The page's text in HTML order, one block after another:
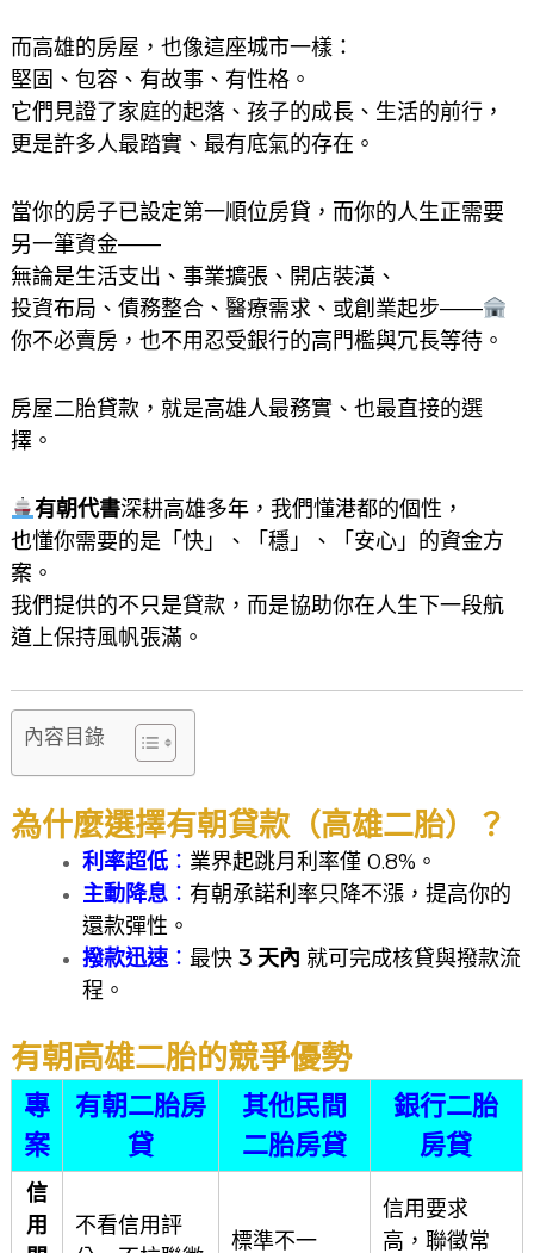
而高雄的房屋，也像這座城市一樣：
堅固、包容、有故事、有性格。
它們見證了家庭的起落、孩子的成長、生活的前行，
更是許多人最踏實、最有底氣的存在。
當你的房子已設定第一順位房貸，而你的人生正需要
另一筆資金——
無論是生活支出、事業擴張、開店裝潢、
投資布局、債務整合、醫療需求、或創業起步——
你不必賣房，也不用忍受銀行的高門檻與冗長等待。
房屋二胎貸款，就是高雄人最務實、也最直接的選
擇。
有朝代書深耕高雄多年，我們懂港都的個性，
也懂你需要的是「快」、「穩」、「安心」的資金方
案。
我們提供的不只是貸款，而是協助你在人生下一段航
道上保持風帆張滿。
內容目錄
為什麼選擇有朝貸款（高雄二胎）？
利率超低： 業界起跳月利率僅 0.8%。
主動降息： 有朝承諾利率只降不漲，提高你的
還款彈性。
撥款迅速： 最快 3 天內 就可完成核貸與撥款流
程。
有朝高雄二胎的競爭優勢
專
案
有朝二胎房
貸
其他民間
二胎房貸
銀行二胎
房貸
信
用
不看信用評
標準不一
信用要求
高，聯徵常